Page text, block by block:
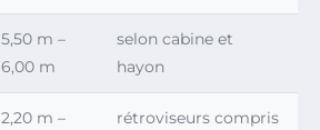
5,50 m –
6,00 m
selon cabine et
hayon
2,20 m –
rétroviseurs compris